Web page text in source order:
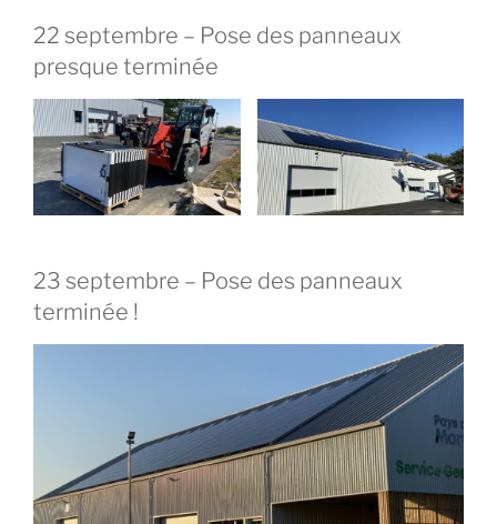
22 septembre – Pose des panneaux
presque terminée
23 septembre – Pose des panneaux
terminée !